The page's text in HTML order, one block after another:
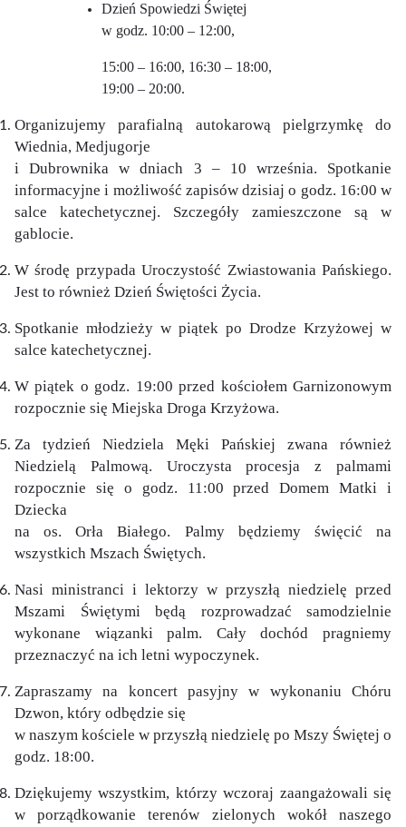
Dzień Spowiedzi Świętej
w godz. 10:00 – 12:00,
15:00 – 16:00, 16:30 – 18:00,
19:00 – 20:00.
Organizujemy parafialną autokarową pielgrzymkę do
Wiednia, Medjugorje
i Dubrownika w dniach 3 – 10 września. Spotkanie
informacyjne i możliwość zapisów dzisiaj o godz. 16:00 w
salce katechetycznej. Szczegóły zamieszczone są w
gablocie.
W środę przypada Uroczystość Zwiastowania Pańskiego.
Jest to również Dzień Świętości Życia.
Spotkanie młodzieży w piątek po Drodze Krzyżowej w
salce katechetycznej.
W piątek o godz. 19:00 przed kościołem Garnizonowym
rozpocznie się Miejska Droga Krzyżowa.
Za tydzień Niedziela Męki Pańskiej zwana również
Niedzielą Palmową. Uroczysta procesja z palmami
rozpocznie się o godz. 11:00 przed Domem Matki i
Dziecka
na os. Orła Białego. Palmy będziemy święcić na
wszystkich Mszach Świętych.
Nasi ministranci i lektorzy w przyszłą niedzielę przed
Mszami Świętymi będą rozprowadzać samodzielnie
wykonane wiązanki palm. Cały dochód pragniemy
przeznaczyć na ich letni wypoczynek.
Zapraszamy na koncert pasyjny w wykonaniu Chóru
Dzwon, który odbędzie się
w naszym kościele w przyszłą niedzielę po Mszy Świętej o
godz. 18:00.
Dziękujemy wszystkim, którzy wczoraj zaangażowali się
w porządkowanie terenów zielonych wokół naszego